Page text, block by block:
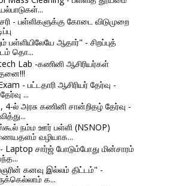
- பள்ளிகளுக்கு கோடை விடுமுறை
பள்ளியிலேயே ஆதார்" - சிறப்புத்
தொ...
Lab -கணினி ஆசிரியர்கள்
- பட்டதாரி ஆசிரியர்‌ தேர்வு -
...
ல் அரசு கணினி சான்றிதழ் தேர்வு -
நம்ம ஊர் பள்ளி (NSNOP)
வழியாக...
Laptop சார்ஜ் போடும்போது மின்சாரம்
கனவு இல்லம் திட்டம்" -
க...